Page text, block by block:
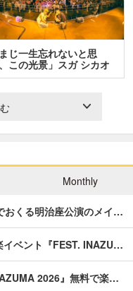
まじ一生忘れないと思
この光景」スガ シカオ
Monthly
おくる明治座公演のメイ…
イベント『FEST. INAZU…
2026』無料で楽…